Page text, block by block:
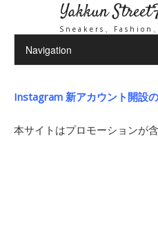
Yakkun
Sneakers、
Instagram 新アカウント開設
本サイトはプロモーションが